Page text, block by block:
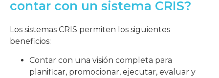
contar con un sistema CRIS?
Los sistemas CRIS permiten los siguientes
beneficios:
Contar con una visión completa para
planificar, promocionar, ejecutar, evaluar y